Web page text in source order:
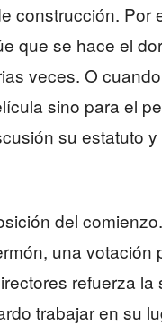
construcción. Por
que se hace el
veces. O
sino para el
su estatuto
del
una votación
refuerza la
trabajar en su